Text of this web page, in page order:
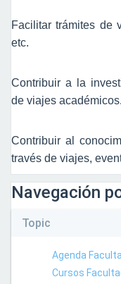
Facilitar trámites de
etc.
Contribuir a la
de viajes académicos.
Contribuir al
través de viajes,
Navegación
Topic
Agenda
Cursos